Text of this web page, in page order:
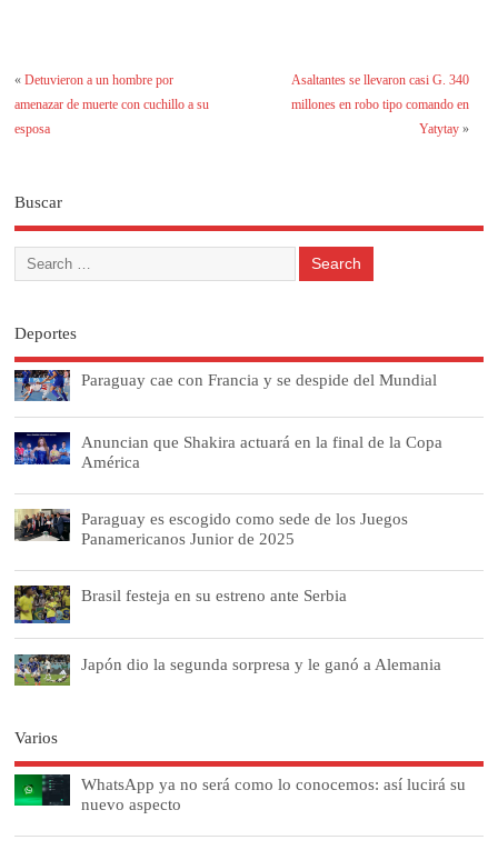
«Detuvieron a un hombre por
amenazar de muerte con cuchillo a su
esposa
Asaltantes se llevaron casi G. 340
millones en robo tipo comando en
Yatytay»
Buscar
Deportes
Paraguay cae con Francia y se despide del Mundial
Anuncian que Shakira actuará en la final de la Copa
América
Paraguay es escogido como sede de los Juegos
Panamericanos Junior de 2025
Brasil festeja en su estreno ante Serbia
Japón dio la segunda sorpresa y le ganó a Alemania
Varios
WhatsApp ya no será como lo conocemos: así lucirá su
nuevo aspecto